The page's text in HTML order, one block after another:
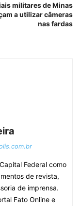
militares de Minas
a utilizar câmeras
nas fardas
Federal como
de revista,
de imprensa.
Fato Online e